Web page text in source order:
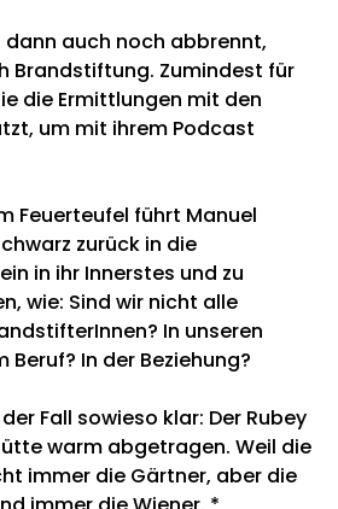
auch noch abbrennt,
Brandstiftung. Zumindest für
die Ermittlungen mit den
um mit ihrem Podcast
Feuerteufel führt Manuel
zurück in die
in ihr Innerstes und zu
wie: Sind wir nicht alle
In unseren
Beruf? In der Beziehung?
Fall sowieso klar: Der Rubey
warm abgetragen. Weil die
immer die Gärtner, aber die